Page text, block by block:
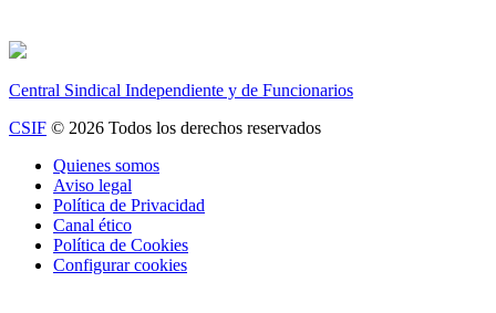
Central Sindical Independiente y de Funcionarios
CSIF © 2026 Todos los derechos reservados
Quienes somos
Aviso legal
Política de Privacidad
Canal ético
Política de Cookies
Configurar cookies